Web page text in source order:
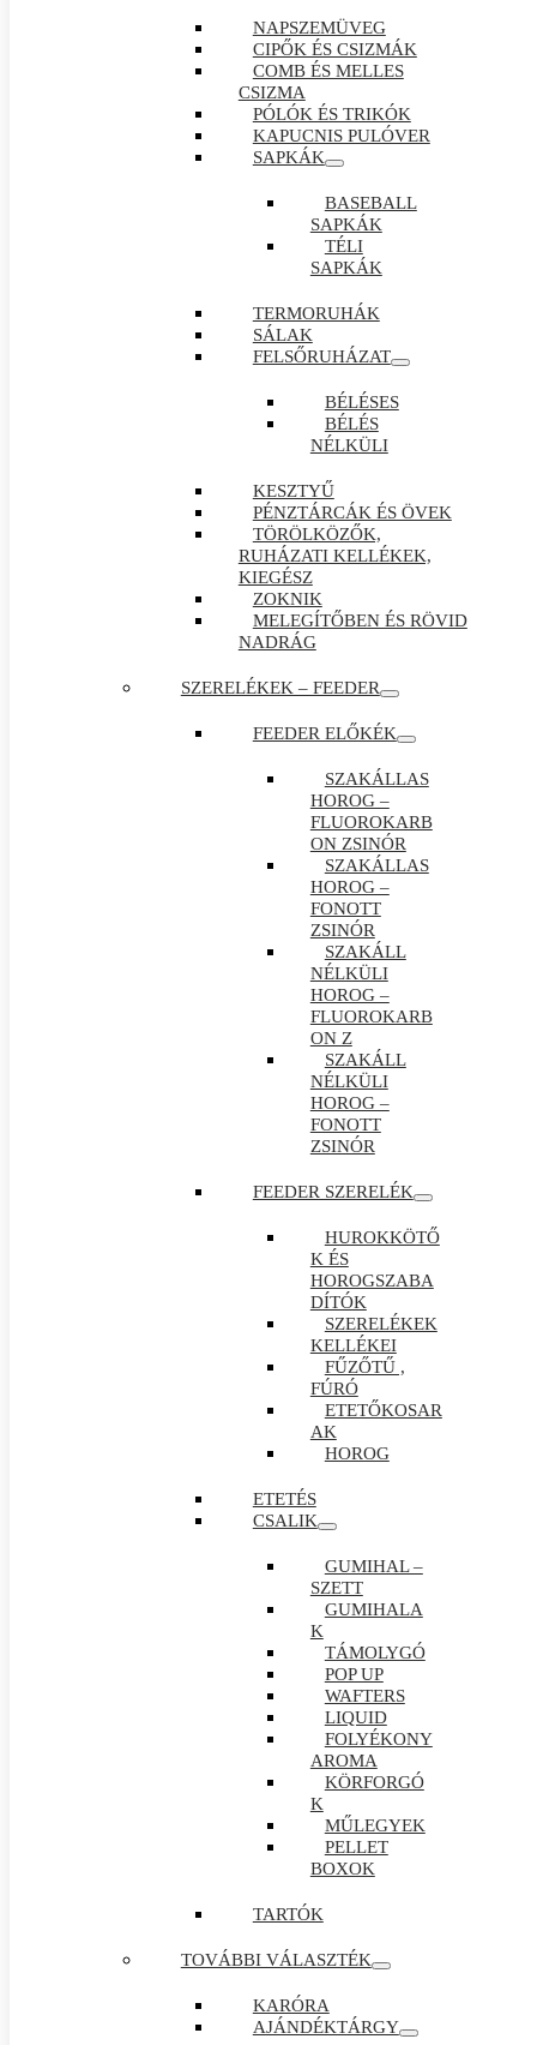
NAPSZEMÜVEG
CIPŐK ÉS CSIZMÁK
COMB ÉS MELLES
CSIZMA
PÓLÓK ÉS TRIKÓK
KAPUCNIS PULÓVER
SAPKÁK
BASEBALL
SAPKÁK
TÉLI
SAPKÁK
TERMORUHÁK
SÁLAK
FELSŐRUHÁZAT
BÉLÉSES
BÉLÉS
NÉLKÜLI
KESZTYŰ
PÉNZTÁRCÁK ÉS ÖVEK
TÖRÖLKÖZŐK,
RUHÁZATI KELLÉKEK,
KIEGÉSZ
ZOKNIK
MELEGÍTŐBEN ÉS RÖVID
NADRÁG
SZERELÉKEK – FEEDER
FEEDER ELŐKÉK
SZAKÁLLAS
HOROG –
FLUOROKARB
ON ZSINÓR
SZAKÁLLAS
HOROG –
FONOTT
ZSINÓR
SZAKÁLL
NÉLKÜLI
HOROG –
FLUOROKARB
ON Z
SZAKÁLL
NÉLKÜLI
HOROG –
FONOTT
ZSINÓR
FEEDER SZERELÉK
HUROKKÖTŐ
K ÉS
HOROGSZABA
DÍTÓK
SZERELÉKEK
KELLÉKEI
FŰZŐTŰ ,
FÚRÓ
ETETŐKOSAR
AK
HOROG
ETETÉS
CSALIK
GUMIHAL –
SZETT
GUMIHALA
K
TÁMOLYGÓ
POP UP
WAFTERS
LIQUID
FOLYÉKONY
AROMA
KÖRFORGÓ
K
MŰLEGYEK
PELLET
BOXOK
TARTÓK
TOVÁBBI VÁLASZTÉK
KARÓRA
AJÁNDÉKTÁRGY